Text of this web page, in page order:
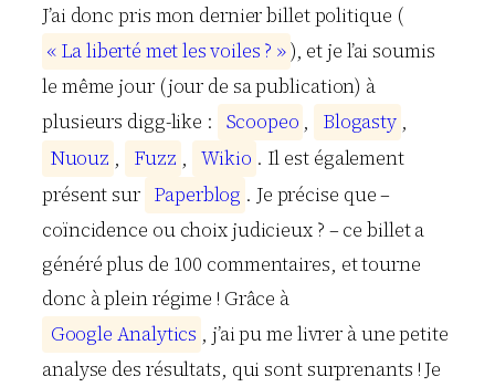
J’ai donc pris mon dernier billet politique (
« Laliberté metlesvoiles ? »), et je l’ai soumis
le même jour (jour de sa publication) à
plusieurs digg-like : Scoopeo , Blogasty ,
Nuouz , Fuzz , Wikio . Il est également
présent sur Paperblog . Je précise que –
coïncidence ou choix judicieux ? – ce billet a
généré plus de 100 commentaires, et tourne
donc à plein régime ! Grâce à
Google Analytics , j’ai pu me livrer à une petite
analyse des résultats, qui sont surprenants ! Je